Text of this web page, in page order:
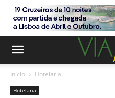
Início Hotelaria
Hotelaria